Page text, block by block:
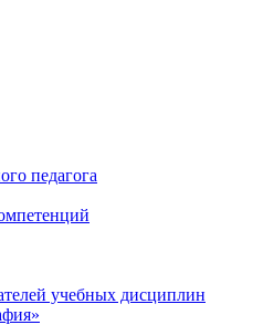
педагога
учебных дисциплин